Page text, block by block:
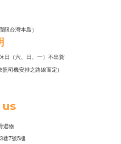
限台灣本島）
日（六、日、一）不出貨
司機安排之路線而定）
選物
巷7號5樓